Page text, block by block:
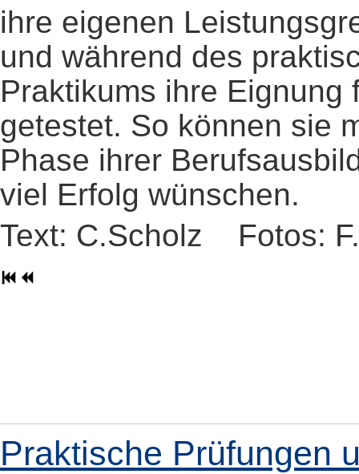
ihre eigenen
und während des
Praktikums ihre Eignung
getestet. So können sie
Phase ihrer
viel Erfolg wünschen.
Text: C.Scholz Fotos:
Praktische Prüfungen